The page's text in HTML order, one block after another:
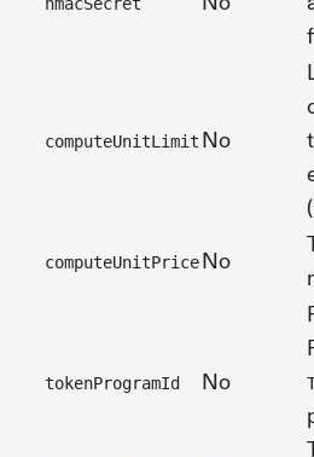
computeUnitLimit No
computeUnitPriceNo
tokenProgramId No